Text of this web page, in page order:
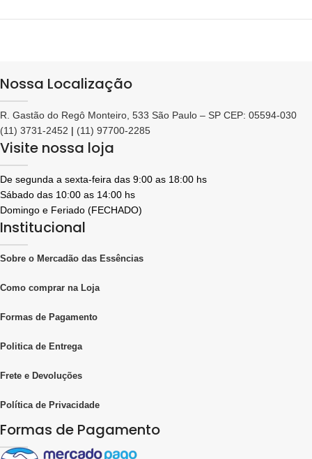
Nossa Localização
R. Gastão do Regô Monteiro, 533 São Paulo – SP CEP: 05594-030
(11) 3731-2452 | (11) 97700-2285
Visite nossa loja
De segunda a sexta-feira das 9:00 as 18:00 hs
Sábado das 10:00 as 14:00 hs
Domingo e Feriado (FECHADO)
Institucional
Sobre o Mercadão das Essências
Como comprar na Loja
Formas de Pagamento
Politica de Entrega
Frete e Devoluções
Política de Privacidade
Formas de Pagamento